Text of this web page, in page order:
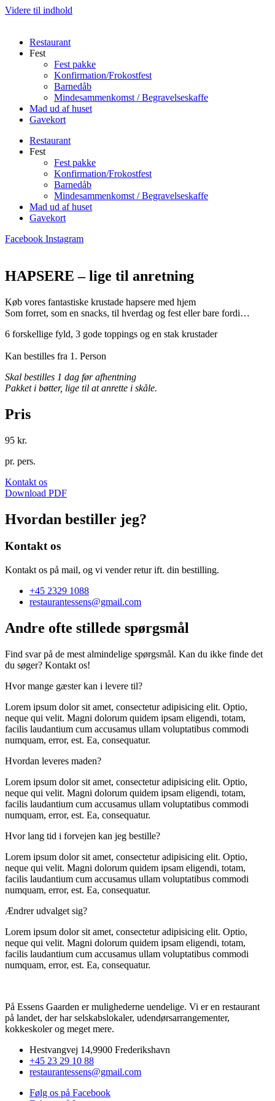
Videre til indhold
Restaurant
Fest
Fest pakke
Konfirmation/Frokostfest
Barnedåb
Mindesammenkomst / Begravelseskaffe
Mad ud af huset
Gavekort
Restaurant
Fest
Fest pakke
Konfirmation/Frokostfest
Barnedåb
Mindesammenkomst / Begravelseskaffe
Mad ud af huset
Gavekort
Facebook Instagram
HAPSERE – lige til anretning
Køb vores fantastiske krustade hapsere med hjem
Som forret, som en snacks, til hverdag og fest eller bare fordi…
6 forskellige fyld, 3 gode toppings og en stak krustader
Kan bestilles fra 1. Person
Skal bestilles 1 dag før afhentning
Pakket i bøtter, lige til at anrette i skåle.
Pris
95 kr.
pr. pers.
Kontakt os
Download PDF
Hvordan bestiller jeg?
Kontakt os
Kontakt os på mail, og vi vender retur ift. din bestilling.
+45 2329 1088
restaurantessens@gmail.com
Andre ofte stillede spørgsmål
Find svar på de mest almindelige spørgsmål. Kan du ikke finde det
du søger? Kontakt os!
Hvor mange gæster kan i levere til?
Lorem ipsum dolor sit amet, consectetur adipisicing elit. Optio,
neque qui velit. Magni dolorum quidem ipsam eligendi, totam,
facilis laudantium cum accusamus ullam voluptatibus commodi
numquam, error, est. Ea, consequatur.
Hvordan leveres maden?
Lorem ipsum dolor sit amet, consectetur adipisicing elit. Optio,
neque qui velit. Magni dolorum quidem ipsam eligendi, totam,
facilis laudantium cum accusamus ullam voluptatibus commodi
numquam, error, est. Ea, consequatur.
Hvor lang tid i forvejen kan jeg bestille?
Lorem ipsum dolor sit amet, consectetur adipisicing elit. Optio,
neque qui velit. Magni dolorum quidem ipsam eligendi, totam,
facilis laudantium cum accusamus ullam voluptatibus commodi
numquam, error, est. Ea, consequatur.
Ændrer udvalget sig?
Lorem ipsum dolor sit amet, consectetur adipisicing elit. Optio,
neque qui velit. Magni dolorum quidem ipsam eligendi, totam,
facilis laudantium cum accusamus ullam voluptatibus commodi
numquam, error, est. Ea, consequatur.
På Essens Gaarden er mulighederne uendelige. Vi er en restaurant
på landet, der har selskabslokaler, udendørsarrangementer,
kokkeskoler og meget mere.
Hestvangvej 14,9900 Frederikshavn
+45 23 29 10 88
restaurantessens@gmail.com
Følg os på Facebook